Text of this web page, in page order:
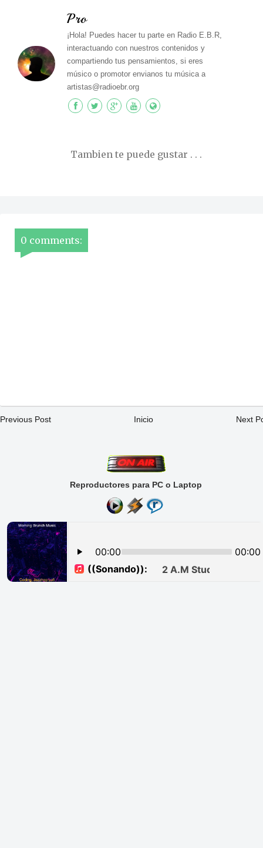
Pro
¡Hola! Puedes hacer tu parte en Radio E.B.R,
interactuando con nuestros contenidos y
compartiendo tus pensamientos, si eres
músico o promotor envianos tu música a
artistas@radioebr.org
Tambien te puede gustar . . .
0 comments:
Previous Post Inicio Next
Reproductores para PC o Laptop